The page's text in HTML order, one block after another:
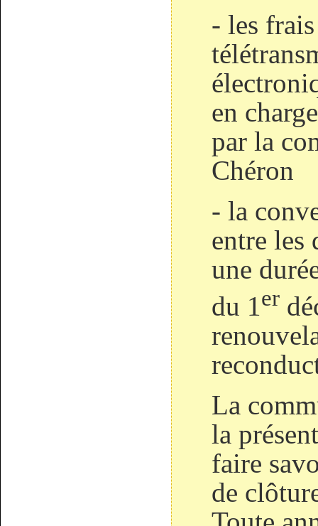
- les
en
par la
Chéron
- la
entre les
une
du 1er
La
la
faire
de